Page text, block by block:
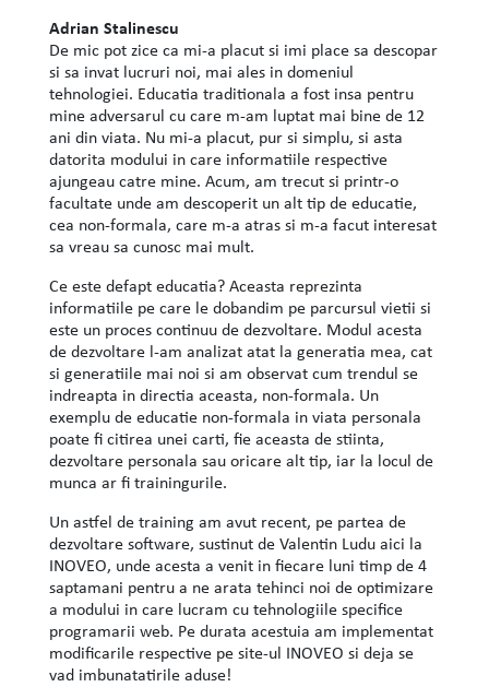
Adrian Stalinescu
De mic pot zice ca mi-a placut si imi place sa descopar
si sa invat lucruri noi, mai ales in domeniul
tehnologiei. Educatia traditionala a fost insa pentru
mine adversarul cu care m-am luptat mai bine de 12
ani din viata. Nu mi-a placut, pur si simplu, si asta
datorita modului in care informatiile respective
ajungeau catre mine. Acum, am trecut si printr-o
facultate unde am descoperit un alt tip de educatie,
cea non-formala, care m-a atras si m-a facut interesat
sa vreau sa cunosc mai mult.
Ce este defapt educatia? Aceasta reprezinta
informatiile pe care le dobandim pe parcursul vietii si
este un proces continuu de dezvoltare. Modul acesta
de dezvoltare l-am analizat atat la generatia mea, cat
si generatiile mai noi si am observat cum trendul se
indreapta in directia aceasta, non-formala. Un
exemplu de educatie non-formala in viata personala
poate fi citirea unei carti, fie aceasta de stiinta,
dezvoltare personala sau oricare alt tip, iar la locul de
munca ar fi trainingurile.
Un astfel de training am avut recent, pe partea de
dezvoltare software, sustinut de Valentin Ludu aici la
INOVEO, unde acesta a venit in fiecare luni timp de 4
saptamani pentru a ne arata tehinci noi de optimizare
a modului in care lucram cu tehnologiile specifice
programarii web. Pe durata acestuia am implementat
modificarile respective pe site-ul INOVEO si deja se
vad imbunatatirile aduse!